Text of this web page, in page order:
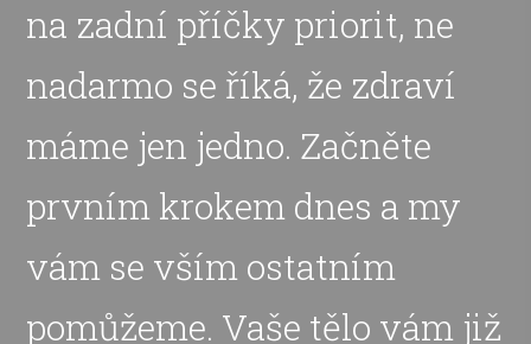
na zadní příčky priorit, ne
nadarmo se říká, že zdraví
máme jen jedno. Začněte
prvním krokem dnes a my
vám se vším ostatním
pomůžeme. Vaše tělo vám již